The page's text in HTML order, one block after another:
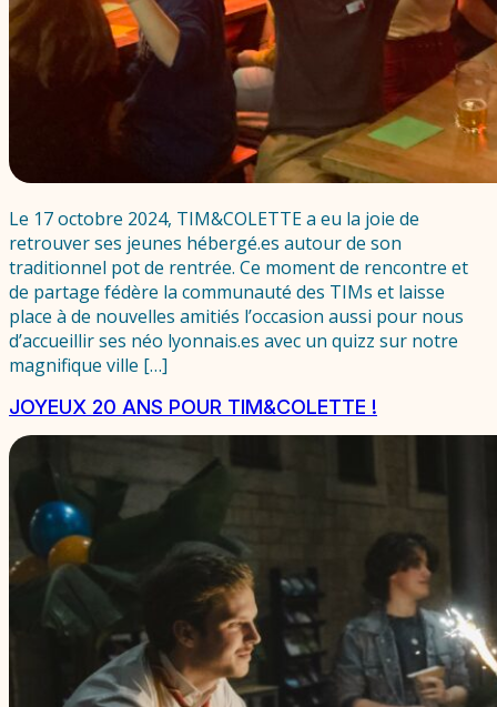
Le 17 octobre 2024, TIM&COLETTE a eu la joie de
retrouver ses jeunes hébergé.es autour de son
traditionnel pot de rentrée. Ce moment de rencontre et
de partage fédère la communauté des TIMs et laisse
place à de nouvelles amitiés l’occasion aussi pour nous
d’accueillir ses néo lyonnais.es avec un quizz sur notre
magnifique ville […]
JOYEUX 20 ANS POUR TIM&COLETTE !